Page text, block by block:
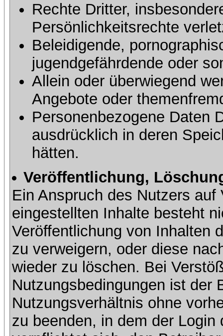
Rechte Dritter,
Persönlichkeitsrechte
Beleidigende,
jugendgefährdende oder
Allein oder überwiegend
Angebote oder
Personenbezogene Daten
ausdrücklich in deren
hätten.
Veröffentlichung,
Ein Anspruch des Nutzers
eingestellten Inhalte besteht
Veröffentlichung von Inhalten
zu verweigern, oder diese
wieder zu löschen. Bei
Nutzungsbedingungen ist der
Nutzungsverhältnis ohne
zu beenden, in dem der